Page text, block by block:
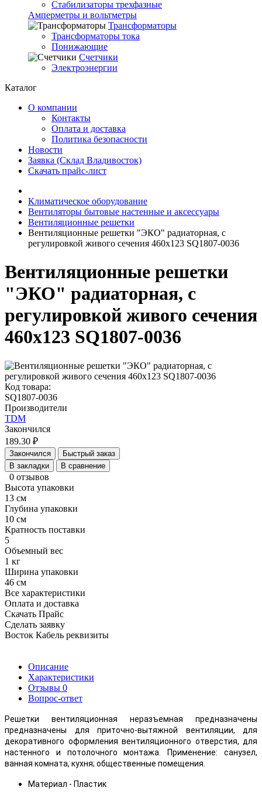
Стабилизаторы трехфазные
Амперметры и вольтметры
Трансформаторы
Трансформаторы тока
Понижающие
Счетчики
Электроэнергии
Каталог
О компании
Контакты
Оплата и доставка
Политика безопасности
Новости
Заявка (Склад Владивосток)
Скачать прайс-лист
Климатическое оборудование
Вентиляторы бытовые настенные и аксессуары
Вентиляционные решетки
Вентиляционные решетки "ЭКО" радиаторная, с
регулировкой живого сечения 460х123 SQ1807-0036
Вентиляционные решетки
"ЭКО" радиаторная, с
регулировкой живого сечения
460х123 SQ1807-0036
Код товара:
SQ1807-0036
Производители
TDM
Закончился
189.30 ₽
Закончился
Быстрый заказ
В закладки
В сравнение
0 отзывов
Высота упаковки
13 см
Глубина упаковки
10 см
Кратность поставки
5
Объемный вес
1 кг
Ширина упаковки
46 см
Все характеристики
Оплата и доставка
Скачать Прайс
Сделать заявку
Восток Кабель реквизиты
Описание
Характеристики
Отзывы 0
Вопрос-ответ
Решетки вентиляционная неразъемная предназначены
предназначены для приточно-вытяжной вентиляции, для
декоративного оформления вентиляционного отверстия, для
настенного и потолочного монтажа. Применение: санузел,
ванная комната, кухня; общественные помещения.
Материал - Пластик